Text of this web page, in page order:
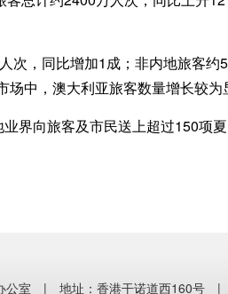
，同比增加1成；非内地旅客约
中，澳大利亚旅客数量增长较为
向旅客及市民送上超过150项夏
办公室 | 地址：香港干诺道西160号 |